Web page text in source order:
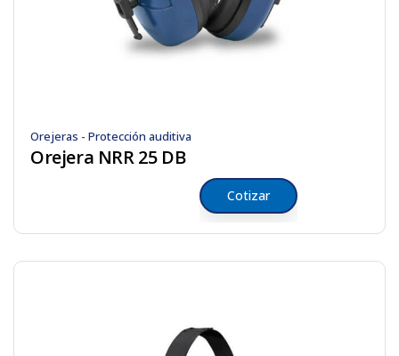
Orejeras - Protección auditiva
Orejera NRR 25 DB
Cotizar